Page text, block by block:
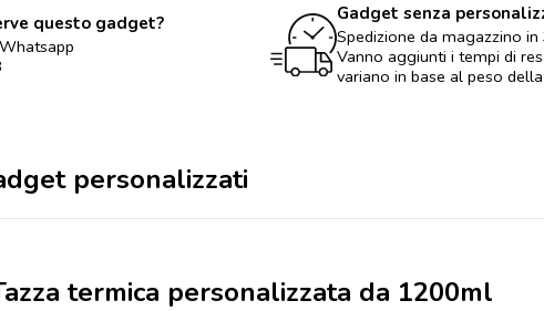
questo gadget?
Gadget senza
Spedizione da magazzino
Vanno aggiunti i tempi di
variano in base al peso
personalizzati
termica personalizzata da 1200ml